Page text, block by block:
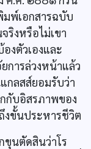
มพ์เอกสารฉบับ
ริงหรือไม่เขา
งตัวเองและ
การล่วงหน้าแล้ว
กลสส์ยอมรับว่า
กับอิสรภาพของ
งขั้นประหารชีวิต
นตัดสินว่าโร